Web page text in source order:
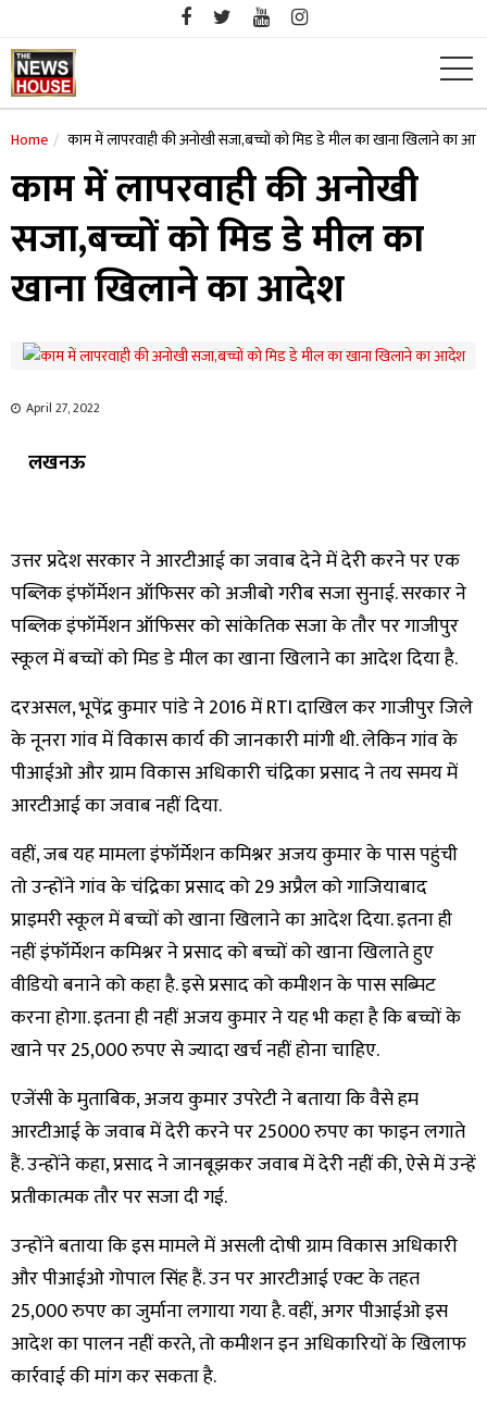
content
Home काम में लापरवाही की अनोखी सजा,बच्चों को मिड डे मील का खाना खिलाने का
काम में लापरवाही की अनोखी
सजा,बच्चों को मिड डे मील का
खाना खिलाने का आदेश
April 27, 2022
लखनऊ
उत्तर प्रदेश सरकार ने आरटीआई का जवाब देने में देरी करने पर एक
पब्लिक इंफॉर्मेशन ऑफिसर को अजीबो गरीब सजा सुनाई. सरकार ने
पब्लिक इंफॉर्मेशन ऑफिसर को सांकेतिक सजा के तौर पर गाजीपुर
स्कूल में बच्चों को मिड डे मील का खाना खिलाने का आदेश दिया है.
दरअसल, भूपेंद्र कुमार पांडे ने 2016 में RTI दाखिल कर गाजीपुर जिले
के नूनरा गांव में विकास कार्य की जानकारी मांगी थी. लेकिन गांव के
पीआईओ और ग्राम विकास अधिकारी चंद्रिका प्रसाद ने तय समय में
आरटीआई का जवाब नहीं दिया.
वहीं, जब यह मामला इंफॉर्मेशन कमिश्नर अजय कुमार के पास पहुंची
तो उन्होंने गांव के चंद्रिका प्रसाद को 29 अप्रैल को गाजियाबाद
प्राइमरी स्कूल में बच्चों को खाना खिलाने का आदेश दिया. इतना ही
नहीं इंफॉर्मेशन कमिश्नर ने प्रसाद को बच्चों को खाना खिलाते हुए
वीडियो बनाने को कहा है. इसे प्रसाद को कमीशन के पास सब्मिट
करना होगा. इतना ही नहीं अजय कुमार ने यह भी कहा है कि बच्चों के
खाने पर 25,000 रुपए से ज्यादा खर्च नहीं होना चाहिए.
एजेंसी के मुताबिक, अजय कुमार उपरेटी ने बताया कि वैसे हम
आरटीआई के जवाब में देरी करने पर 25000 रुपए का फाइन लगाते
हैं. उन्होंने कहा, प्रसाद ने जानबूझकर जवाब में देरी नहीं की, ऐसे में उन्हें
प्रतीकात्मक तौर पर सजा दी गई.
उन्होंने बताया कि इस मामले में असली दोषी ग्राम विकास अधिकारी
और पीआईओ गोपाल सिंह हैं. उन पर आरटीआई एक्ट के तहत
25,000 रुपए का जुर्माना लगाया गया है. वहीं, अगर पीआईओ इस
आदेश का पालन नहीं करते, तो कमीशन इन अधिकारियों के खिलाफ
कार्रवाई की मांग कर सकता है.